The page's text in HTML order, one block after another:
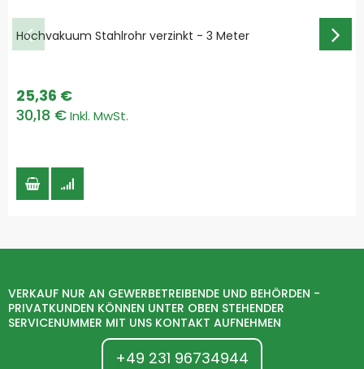
Hochvakuum Stahlrohr verzinkt - 3 Meter
30,18 €
25,36 €
VERKAUF NUR AN GEWERBETREIBENDE UND BEHÖRDEN -
PRIVATKUNDEN KÖNNEN UNTER OBEN STEHENDER
SERVICENUMMER MIT UNS KONTAKT AUFNEHMEN
+49 231 96734944